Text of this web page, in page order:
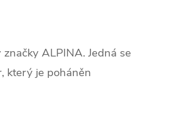
ALPINA. Jedná se
který je poháněn